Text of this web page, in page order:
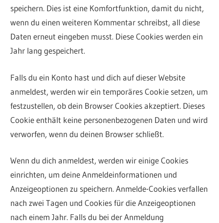
speichern. Dies ist eine Komfortfunktion, damit du nicht,
wenn du einen weiteren Kommentar schreibst, all diese
Daten erneut eingeben musst. Diese Cookies werden ein
Jahr lang gespeichert.
Falls du ein Konto hast und dich auf dieser Website
anmeldest, werden wir ein temporäres Cookie setzen, um
festzustellen, ob dein Browser Cookies akzeptiert. Dieses
Cookie enthält keine personenbezogenen Daten und wird
verworfen, wenn du deinen Browser schließt.
Wenn du dich anmeldest, werden wir einige Cookies
einrichten, um deine Anmeldeinformationen und
Anzeigeoptionen zu speichern. Anmelde-Cookies verfallen
nach zwei Tagen und Cookies für die Anzeigeoptionen
nach einem Jahr. Falls du bei der Anmeldung